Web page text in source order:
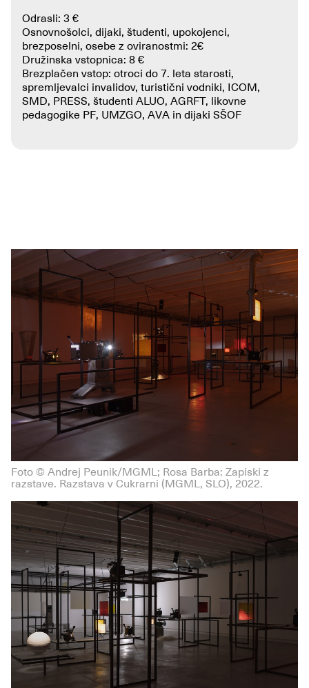
Odrasli: 3 €
Osnovnošolci, dijaki, študenti, upokojenci,
brezposelni, osebe z oviranostmi: 2€
Družinska vstopnica: 8 €
Brezplačen vstop: otroci do 7. leta starosti,
spremljevalci invalidov, turistični vodniki, ICOM,
SMD, PRESS, študenti ALUO, AGRFT, likovne
pedagogike PF, UMZGO, AVA in dijaki SŠOF
Foto © Andrej Peunik/MGML; Rosa Barba: Zapiski z
razstave. Razstava v Cukrarni (MGML, SLO), 2022.